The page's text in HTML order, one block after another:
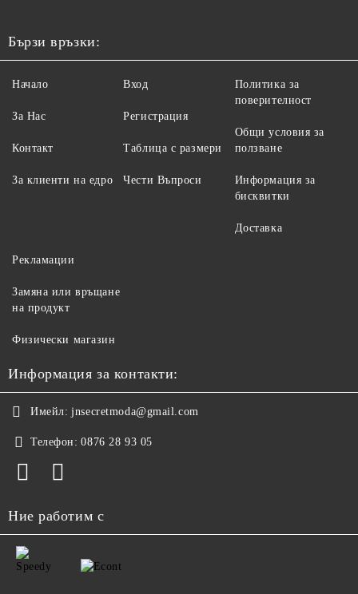
Бързи връзки:
Начало
За Нас
Контакт
За клиенти на едро
Вход
Регистрация
Таблица с размери
Чести Въпроси
Политика за
поверителност
Общи условия за
ползване
Информация за
бисквитки
Доставка
Рекламации
Замяна или връщане
на продукт
Физически магазин
Информация за контакти:
Имейл: jnsecretmoda@gmail.com
Телефон: 0876 28 93 05
Ние работим с